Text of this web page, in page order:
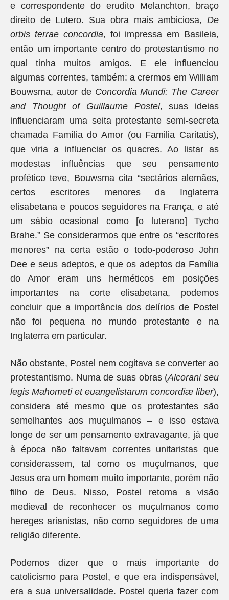
e correspondente do erudito Melanchton, braço
direito de Lutero. Sua obra mais ambiciosa, De
orbis terrae concordia, foi impressa em Basileia,
então um importante centro do protestantismo no
qual tinha muitos amigos. E ele influenciou
algumas correntes, também: a crermos em William
Bouwsma, autor de Concordia Mundi: The Career
and Thought of Guillaume Postel, suas ideias
influenciaram uma seita protestante semi-secreta
chamada Família do Amor (ou Familia Caritatis),
que viria a influenciar os quacres. Ao listar as
modestas influências que seu pensamento
profético teve, Bouwsma cita “sectários alemães,
certos escritores menores da Inglaterra
elisabetana e poucos seguidores na França, e até
um sábio ocasional como [o luterano] Tycho
Brahe.” Se considerarmos que entre os “escritores
menores” na certa estão o todo-poderoso John
Dee e seus adeptos, e que os adeptos da Família
do Amor eram uns herméticos em posições
importantes na corte elisabetana, podemos
concluir que a importância dos delírios de Postel
não foi pequena no mundo protestante e na
Inglaterra em particular.
Não obstante, Postel nem cogitava se converter ao
protestantismo. Numa de suas obras (Alcorani seu
legis Mahometi et euangelistarum concordiæ liber),
considera até mesmo que os protestantes são
semelhantes aos muçulmanos – e isso estava
longe de ser um pensamento extravagante, já que
à época não faltavam correntes unitaristas que
considerassem, tal como os muçulmanos, que
Jesus era um homem muito importante, porém não
filho de Deus. Nisso, Postel retoma a visão
medieval de reconhecer os muçulmanos como
hereges arianistas, não como seguidores de uma
religião diferente.
Podemos dizer que o mais importante do
catolicismo para Postel, e que era indispensável,
era a sua universalidade. Postel queria fazer com